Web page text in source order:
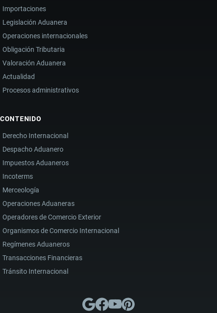
Importaciones
Legislación Aduanera
Operaciones internacionales
Obligación Tributaria
Valoración Aduanera
Actualidad
Procesos administrativos
CONTENIDO
Derecho Internacional
Despacho Aduanero
Impuestos Aduaneros
Incoterms
Merceología
Operaciones Aduaneras
Operadores de Comercio Exterior
Organismos de Comercio Internacional
Regímenes Aduaneros
Transacciones Financieras
Tránsito Internacional